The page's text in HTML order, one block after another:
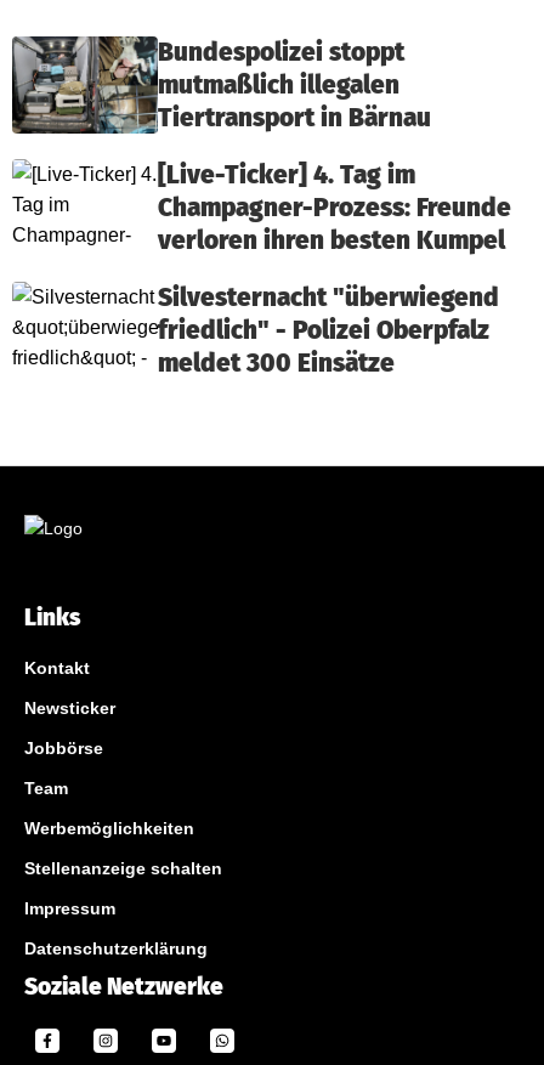
Bundespolizei stoppt
mutmaßlich illegalen
Tiertransport in Bärnau
[Live-Ticker] 4. Tag im
Champagner-Prozess: Freunde
verloren ihren besten Kumpel
Silvesternacht "überwiegend
friedlich" - Polizei Oberpfalz
meldet 300 Einsätze
Links
Kontakt
Newsticker
Jobbörse
Team
Werbemöglichkeiten
Stellenanzeige schalten
Impressum
Datenschutzerklärung
Soziale Netzwerke